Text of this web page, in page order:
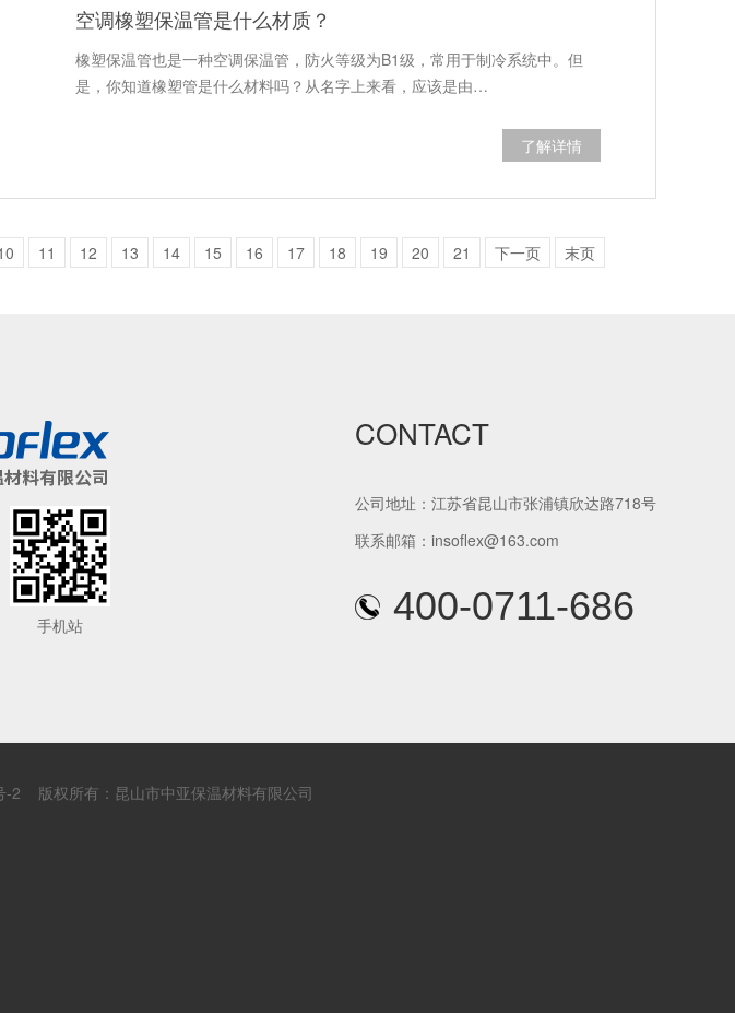
空调橡塑保温管是什么材质？
橡塑保温管也是一种空调保温管，防火等级为B1级，常用于制冷系统中。但
是，你知道橡塑管是什么材料吗？从名字上来看，应该是由…
了解详情
11 12 13 14 15 16 17 18 19 20 21 下一页 末页
手机站
CONTACT
公司地址：江苏省昆山市张浦镇欣达路718号
联系邮箱：insoflex@163.com
400-0711-686
-2 版权所有：昆山市中亚保温材料有限公司